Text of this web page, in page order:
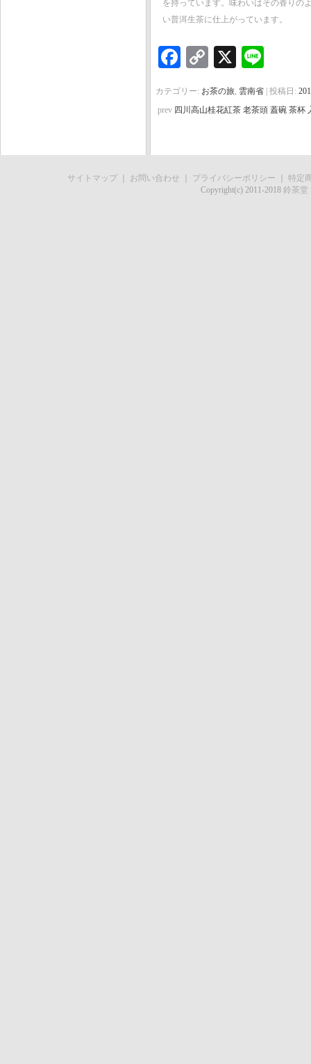
を持っています。味わいはその香りの
い普洱生茶に仕上がっています。
Facebook
Copy
X
カテゴリー: お茶の旅, 雲南省 | 投稿日:
prev 四川高山桂花紅茶 老茶頭 蓋碗 茶杯
サイトマップ お問い合わせ プライバシーポリシー
特定
Copyright(c) 2011-2018 鈴茶堂